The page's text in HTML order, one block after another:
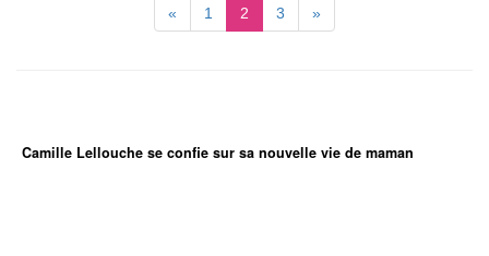
« 1 2 3 »
Camille Lellouche se confie sur sa nouvelle vie de maman